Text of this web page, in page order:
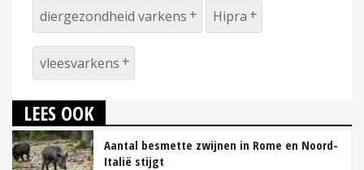
diergezondheid varkens Hipra
vleesvarkens
LEES OOK
Aantal besmette zwijnen in Rome en Noord-
Italië stijgt